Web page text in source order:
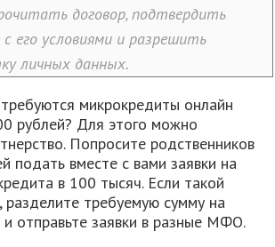
договор, подтвердить
с его условиями и разрешить
личных данных.
микрокредиты онлайн
рублей? Для этого можно
Попросите родственников
подать вместе с вами заявки на
в 100 тысяч. Если такой
разделите требуемую сумму на
и отправьте заявки в разные МФО.